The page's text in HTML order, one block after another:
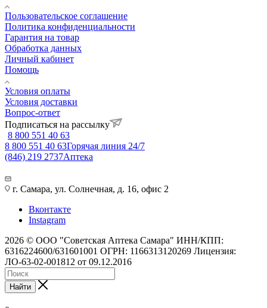
Пользовательское соглашение
Политика конфиденциальности
Гарантия на товар
Обработка данных
Личный кабинет
Помощь
Условия оплаты
Условия доставки
Вопрос-ответ
Подписаться на рассылку
8 800 551 40 63
8 800 551 40 63Горячая линия 24/7
(846) 219 2737Аптека
г. Самара, ул. Солнечная, д. 16, офис 2
Вконтакте
Instagram
2026 © ООО "Советская Аптека Самара" ИНН/КПП:
6316224600/631601001 ОГРН: 1166313120269 Лицензия:
ЛО-63-02-001812 от 09.12.2016
Найти